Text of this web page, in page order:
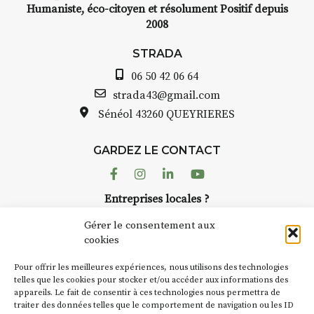
Gérer le consentement aux
cookies
Pour offrir les meilleures expériences, nous utilisons des technologies
telles que les cookies pour stocker et/ou accéder aux informations des
appareils. Le fait de consentir à ces technologies nous permettra de
traiter des données telles que le comportement de navigation ou les ID
avez ouvert une galerie à
Auzon…
Bernard TURLE Le Fumoir n’est
pas une galerie permanente.
AuzonToujoursorganise
dans le village. Des artistes et
caves, les granges d’Auzon. Le
Fumoir est l’un de ces espaces
d’autres activités culturelles de
la Petite Cité de Caractère. Par
exemple, l’installationCochon
Humaniste, éco-citoyen et résolument Positif depuis
2008
STRADA
06 50 42 06 64
strada43@gmail.com
Sénéol 43260 QUEYRIERES
GARDEZ LE CONTACT
FacebookInstagram
LinkedinYoutube
Entreprises locales ?
Suivez toute l'actu de Strada